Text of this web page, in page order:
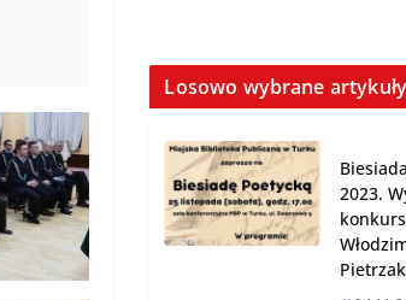
Losowo wybrane artykuły
2023.